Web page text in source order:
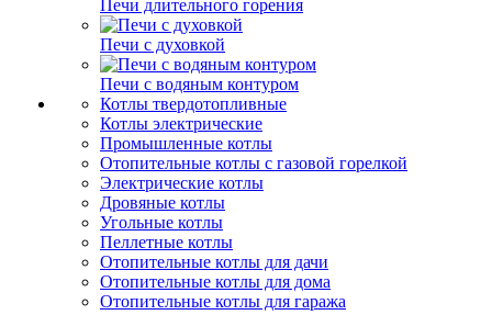
Печи длительного горения
Печи с духовкой
Печи с водяным контуром
Котлы твердотопливные
Котлы электрические
Промышленные котлы
Отопительные котлы с газовой горелкой
Электрические котлы
Дровяные котлы
Угольные котлы
Пеллетные котлы
Отопительные котлы для дачи
Отопительные котлы для дома
Отопительные котлы для гаража